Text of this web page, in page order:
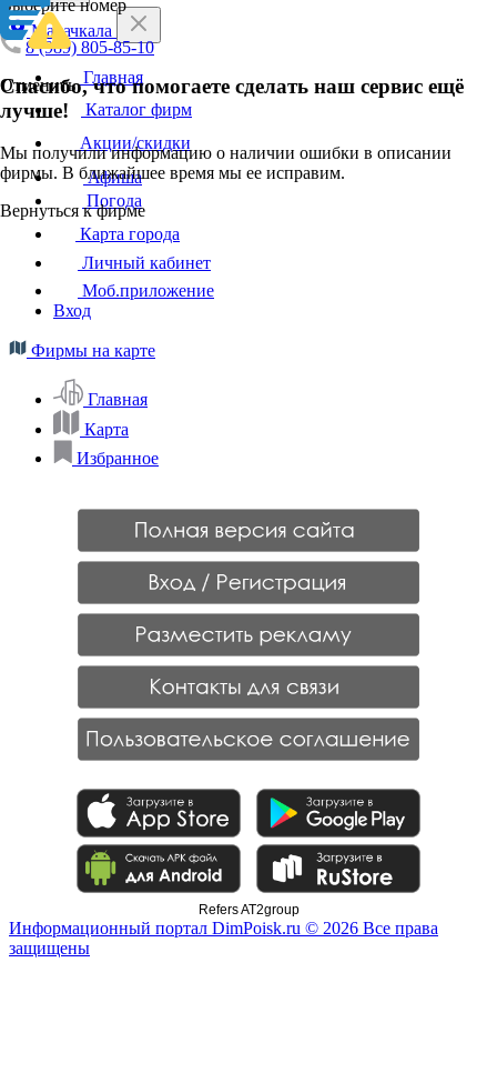
Выберите номер
8 (989) 805-85-10
Отменить
Спасибо, что помогаете сделать наш сервис ещё
лучше!
Мы получили информацию о наличии ошибки в описании
фирмы. В ближайшее время мы ее исправим.
Вернуться к фирме
Махачкала
Главная
Каталог фирм
Акции/скидки
Афиша
Погода
Карта города
Личный кабинет
Моб.приложение
Вход
Фирмы на карте
Главная
Карта
Избранное
Refers AT2group
Информационный портал DimPoisk.ru © 2026 Все права
защищены